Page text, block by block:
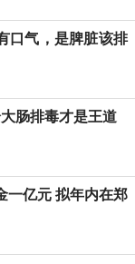
口气，是脾脏该排
肠排毒才是王道
一亿元 拟年内在郑